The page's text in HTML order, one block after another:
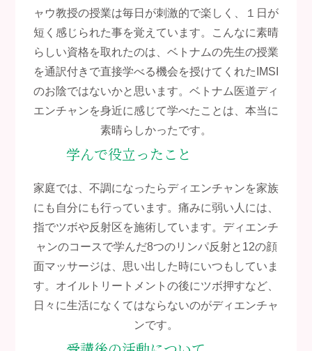
ャウ教授の授業は毎日が刺激的で楽しく、１日が
短く感じられた事を覚えています。こんなに素晴
らしい資格を取れたのは、ベトナムの先生の授業
を通訳付きで直接学べる機会を授けてくれたIMSI
のお陰ではないかと思います。ベトナム医道ディ
エンチャンを身近に感じて学べたことは、本当に
素晴らしかったです。
学んで役立ったこと
家庭では、不調になったらディエンチャンを家族
にも自分にも行っています。痛みに弱い人には、
指でツボや反射区を施術しています。ディエンチ
ャンのコースで学んだ8つのリンパ反射と12の顔
面マッサージは、思い出した時にいつもしていま
す。オイルトリートメントの後にツボ押すなど、
日々に生活になくてはならないのがディエンチャ
ンです。